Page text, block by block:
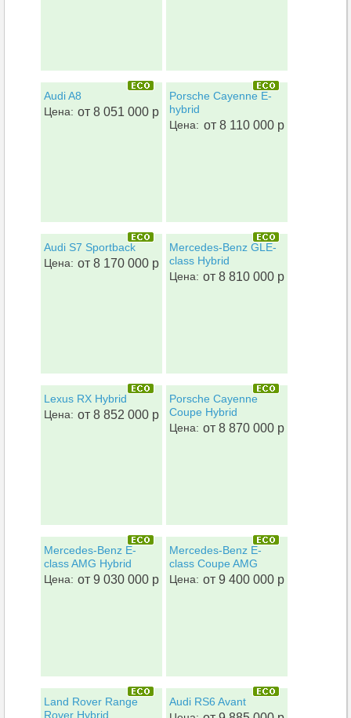
Audi A8
от 8 051 000 р
Цена:
Porsche Cayenne E-
hybrid
от 8 110 000 р
Цена:
Audi S7 Sportback
от 8 170 000 р
Цена:
Mercedes-Benz GLE-
class Hybrid
от 8 810 000 р
Цена:
Lexus RX Hybrid
от 8 852 000 р
Цена:
Porsche Cayenne
Coupe Hybrid
от 8 870 000 р
Цена:
Mercedes-Benz E-
class AMG Hybrid
от 9 030 000 р
Цена:
Mercedes-Benz E-
class Coupe AMG
от 9 400 000 р
Цена:
Land Rover Range
Rover Hybrid
Audi RS6 Avant